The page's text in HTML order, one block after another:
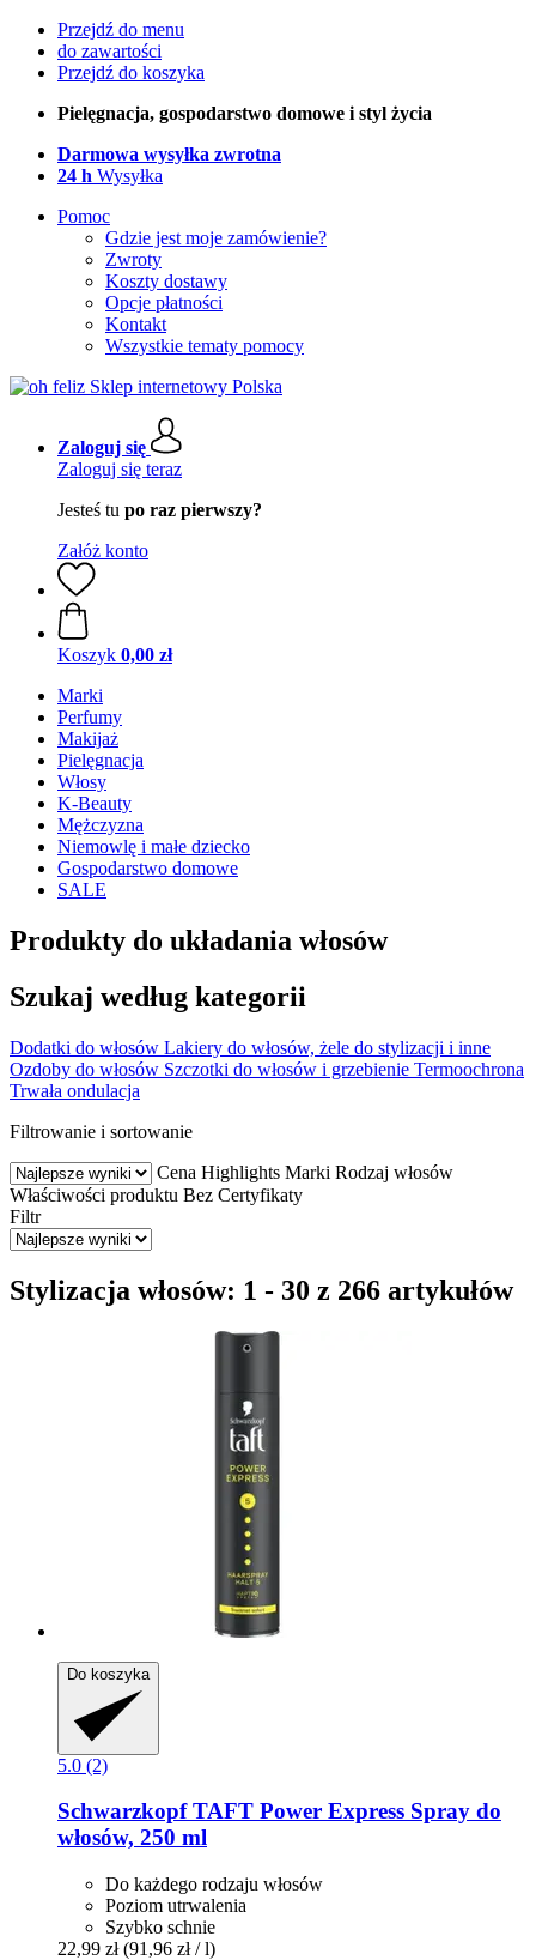
Przejdź do menu
do zawartości
Przejdź do koszyka
Pielęgnacja, gospodarstwo domowe i styl życia
Darmowa wysyłka zwrotna
24 h Wysyłka
Pomoc
Gdzie jest moje zamówienie?
Zwroty
Koszty dostawy
Opcje płatności
Kontakt
Wszystkie tematy pomocy
Zaloguj się
Zaloguj się teraz
Jesteś tu po raz pierwszy?
Załóż konto
Koszyk 0,00 zł
Marki
Perfumy
Makijaż
Pielęgnacja
Włosy
K-Beauty
Mężczyzna
Niemowlę i małe dziecko
Gospodarstwo domowe
SALE
Produkty do układania włosów
Szukaj według kategorii
Dodatki do włosów Lakiery do włosów, żele do stylizacji i inne
Ozdoby do włosów Szczotki do włosów i grzebienie Termoochrona
Trwała ondulacja
Filtrowanie i sortowanie
Cena Highlights Marki Rodzaj włosów
Właściwości produktu Bez Certyfikaty
Filtr
Stylizacja włosów: 1 - 30 z 266 artykułów
Do koszyka
5.0 (2)
SchwarzkopfTAFT Power Express Spray do
włosów, 250 ml
Do każdego rodzaju włosów
Poziom utrwalenia
Szybko schnie
22,99 zł (91,96 zł / l)